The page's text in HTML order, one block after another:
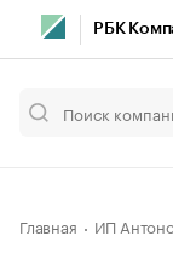
РБК
Главная ИП